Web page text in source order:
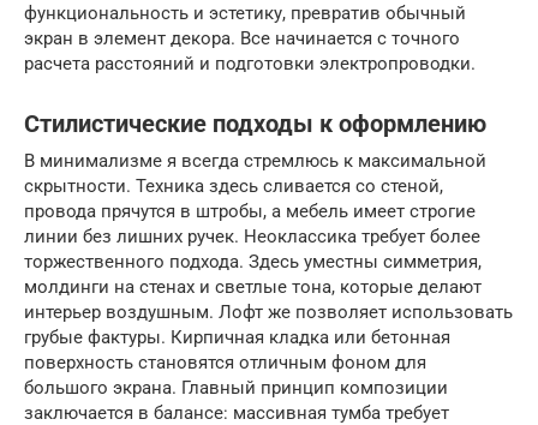
функциональность и эстетику, превратив обычный
экран в элемент декора. Все начинается с точного
расчета расстояний и подготовки электропроводки.
Стилистические подходы к оформлению
В минимализме я всегда стремлюсь к максимальной
скрытности. Техника здесь сливается со стеной,
провода прячутся в штробы, а мебель имеет строгие
линии без лишних ручек. Неоклассика требует более
торжественного подхода. Здесь уместны симметрия,
молдинги на стенах и светлые тона, которые делают
интерьер воздушным. Лофт же позволяет использовать
грубые фактуры. Кирпичная кладка или бетонная
поверхность становятся отличным фоном для
большого экрана. Главный принцип композиции
заключается в балансе: массивная тумба требует